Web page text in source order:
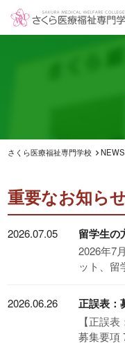
学校紹介
アクセス
介護福祉科
さくら医療福祉専門学校 NEWS
重要なお知ら
2026.07.05 留学生の
2026年7
ット、留
2026.06.26 正誤表：
【正誤
募集要項